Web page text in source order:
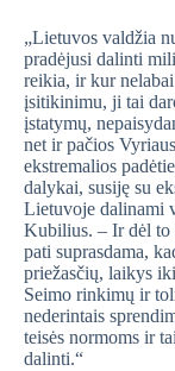
„Lietuvos valdžia
pradėjusi dalinti
reikia, ir kur
įsitikinimu, ji tai
įstatymų,
net ir pačios
ekstremalios
dalykai, susiję su
Lietuvoje dalinami
Kubilius. – Ir dėl to
pati suprasdama,
priežasčių, laikys
Seimo rinkimų ir
nederintais
teisės normoms ir
dalinti.“